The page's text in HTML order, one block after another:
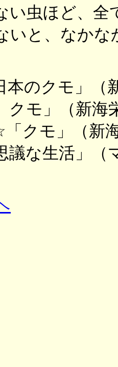
い虫ほど、全
と、なかな
本のクモ」
モ」（新海
新海栄一
な生活」（